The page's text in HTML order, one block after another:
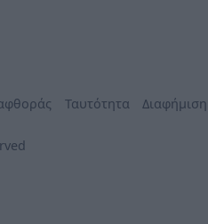
Ταυτότητα Διαφήμιση